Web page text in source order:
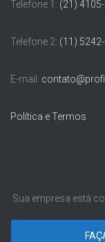
Telefone 1: (21)
Telefone 2: (11)
E-mail:
Política e Termos
Sua empresa está